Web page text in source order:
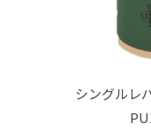
シングルレ